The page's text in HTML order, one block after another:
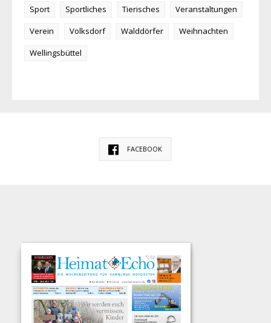
Sport
Sportliches Tierisches
Veranstaltungen
Verein
Volksdorf Walddörfer
Weihnachten
Wellingsbüttel
FACEBOOK